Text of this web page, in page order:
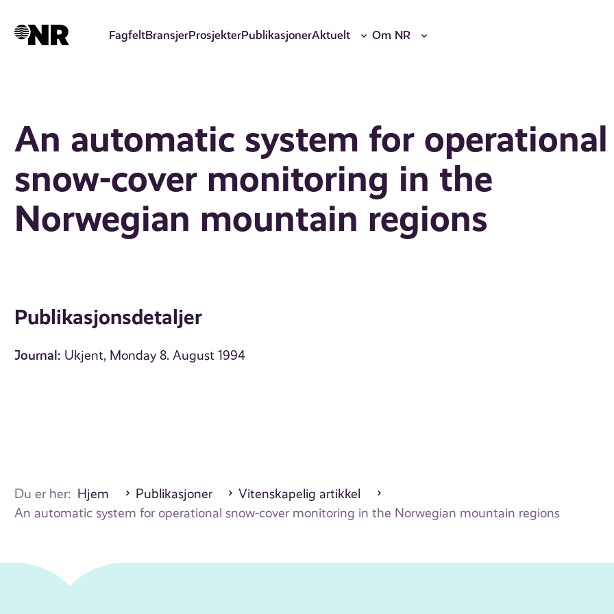
hovedinnhold
FagfeltBransjerProsjekterPublikasjonerAktuelt Om NR
An automatic system for operational
snow-cover monitoring in the
Norwegian mountain regions
Publikasjonsdetaljer
Journal: Ukjent, Monday 8. August 1994
Du er her: Hjem Publikasjoner
Vitenskapelig artikkel
An automatic system for operational snow-cover monitoring in the Norwegian mountain regions